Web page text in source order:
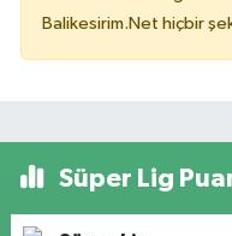
Balikesirim.Net hiçbir
Süper Lig